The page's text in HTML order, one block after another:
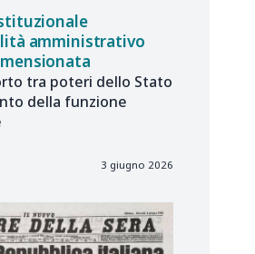
amministrativo
tra poteri dello Stato
della funzione
3 giugno 2026